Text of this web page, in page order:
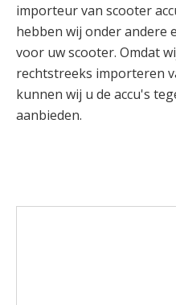
importeur van scooter
hebben wij onder andere
voor uw scooter. Omdat
rechtstreeks importeren
kunnen wij u de accu's
aanbieden.